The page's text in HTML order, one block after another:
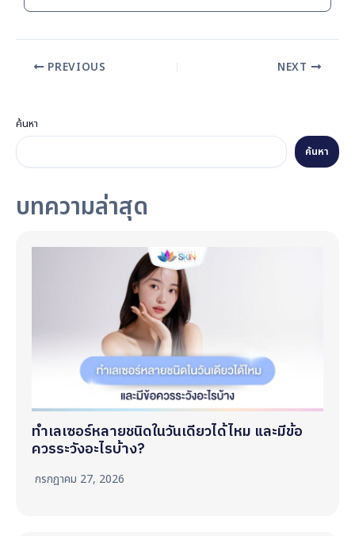
PREVIOUS NEXT
ค้นหา
ค้นหา
บทความล่าสุด
ทำเลเซอร์หลายชนิดในวันเดียวได้ไหม และมีข้อ
ควรระวังอะไรบ้าง?
กรกฎาคม 27, 2026